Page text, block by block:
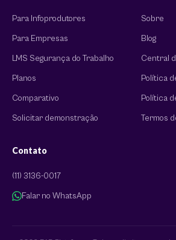
Para Infoprodutores
Para Empresas
LMS Segurança do Trabalho
Planos
Comparativo
Solicitar demonstração
Sobre
Blog
Central
Política
Política
Termos
Contato
(11) 3136-0017
Falar no WhatsApp